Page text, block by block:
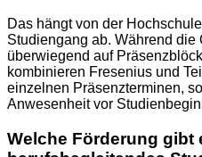
Das hängt von der
Studiengang ab. Während die
überwiegend auf
kombinieren Fresenius und
einzelnen Präsenzterminen,
Anwesenheit vor
Welche Förderung gibt